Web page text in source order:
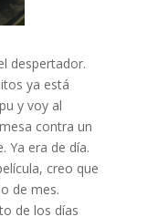
despertador.
ya está
y voy al
contra un
Ya era de día.
creo que
de mes.
de los días